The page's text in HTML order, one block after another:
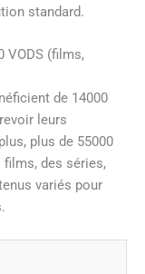
standard.
VODS (films,
de 14000
leurs
plus de 55000
des séries,
variés pour